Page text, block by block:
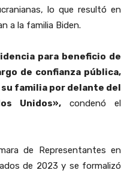
lo que resultó en
a la familia Biden.
para beneficio de
de confianza pública,
familia por delante del
Unidos», condenó el
de Representantes en
de 2023 y se formalizó